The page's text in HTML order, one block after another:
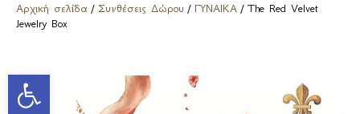
Ανοίξτε τη γραμμή εργαλείων
Αρχική σελίδα / Συνθέσεις Δώρου / ΓΥΝΑΙΚΑ / The Red Velvet
Jewelry Box